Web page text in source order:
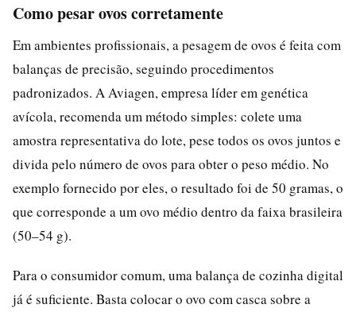
Como pesar ovos corretamente
Em ambientes profissionais, a pesagem de ovos é feita com
balanças de precisão, seguindo procedimentos
padronizados. A Aviagen, empresa líder em genética
avícola, recomenda um método simples: colete uma
amostra representativa do lote, pese todos os ovos juntos e
divida pelo número de ovos para obter o peso médio. No
exemplo fornecido por eles, o resultado foi de 50 gramas, o
que corresponde a um ovo médio dentro da faixa brasileira
(50–54 g).
Para o consumidor comum, uma balança de cozinha digital
já é suficiente. Basta colocar o ovo com casca sobre a